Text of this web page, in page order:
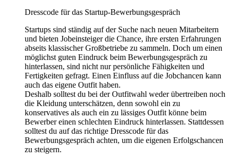
Dresscode für das Startup-Bewerbungsgespräch
Startups sind ständig auf der Suche nach neuen Mitarbeitern
und bieten Jobeinsteiger die Chance, ihre ersten Erfahrungen
abseits klassischer Großbetriebe zu sammeln. Doch um einen
möglichst guten Eindruck beim Bewerbungsgespräch zu
hinterlassen, sind nicht nur persönliche Fähigkeiten und
Fertigkeiten gefragt. Einen Einfluss auf die Jobchancen kann
auch das eigene Outfit haben.
Deshalb solltest du bei der Outfitwahl weder übertreiben noch
die Kleidung unterschätzen, denn sowohl ein zu
konservatives als auch ein zu lässiges Outfit könne beim
Bewerber einen schlechten Eindruck hinterlassen. Stattdessen
solltest du auf das richtige Dresscode für das
Bewerbungsgespräch achten, um die eigenen Erfolgschancen
zu steigern.